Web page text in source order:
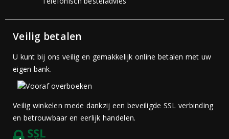
Veilig betalen
U kunt bij ons veilig en gemakkelijk online betalen met uw
eigen bank.
Veilig winkelen mede dankzij een beveiligde SSL verbinding
en betrouwbaar en eerlijk handelen.